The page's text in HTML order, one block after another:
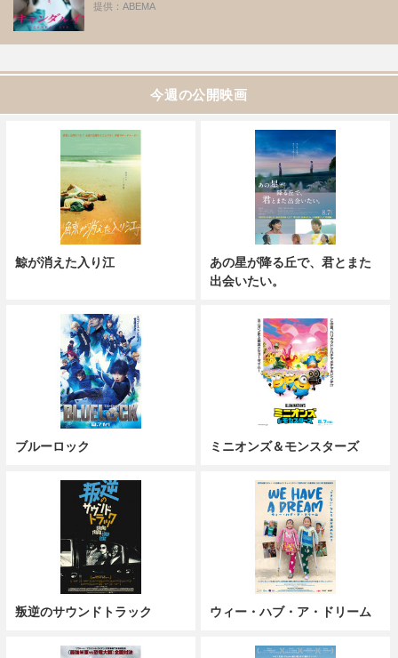
提供：ABEMA
今週の公開映画
鯨が消えた入り江
あの星が降る丘で、君とまた
出会いたい。
ブルーロック ミニオンズ＆モンスターズ
叛逆のサウンドトラック ウィー・ハブ・ア・ドリーム